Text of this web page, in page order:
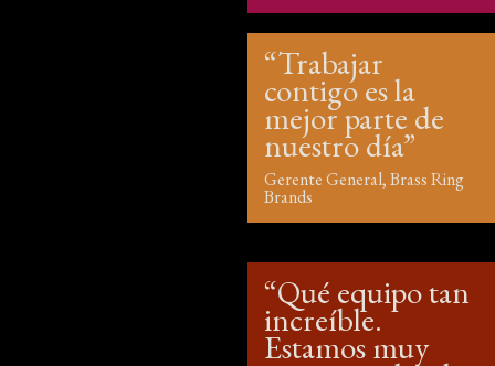
“Trabajar
contigo es la
mejor parte de
nuestro día”
Gerente General, Brass Ring
Brands
“Qué equipo tan
increíble.
Estamos muy